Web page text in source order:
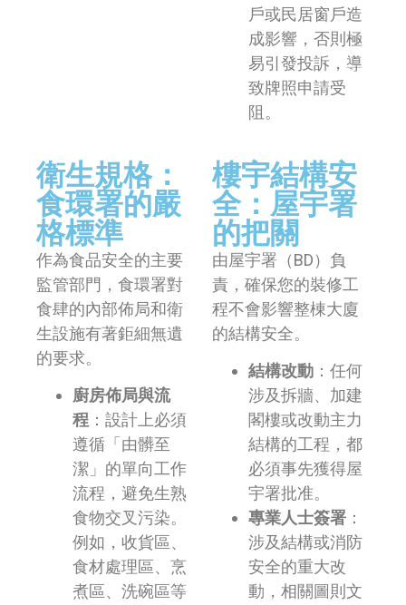
戶或民居窗戶造
成影響，否則極
易引發投訴，導
致牌照申請受
阻。
衛生規格：
食環署的嚴
格標準
作為食品安全的主要
監管部門，食環署對
食肆的內部佈局和衛
生設施有著鉅細無遺
的要求。
廚房佈局與流
程 ：設計上必須
遵循「由髒至
潔」的單向工作
流程，避免生熟
食物交叉污染。
例如，收貨區、
食材處理區、烹
煮區、洗碗區等
樓宇結構安
全：屋宇署
的把關
由屋宇署（BD）負
責，確保您的裝修工
程不會影響整棟大廈
的結構安全。
結構改動 ：任何
涉及拆牆、加建
閣樓或改動主力
結構的工程，都
必須事先獲得屋
宇署批准。
專業人士簽署 ：
涉及結構或消防
安全的重大改
動，相關圖則文